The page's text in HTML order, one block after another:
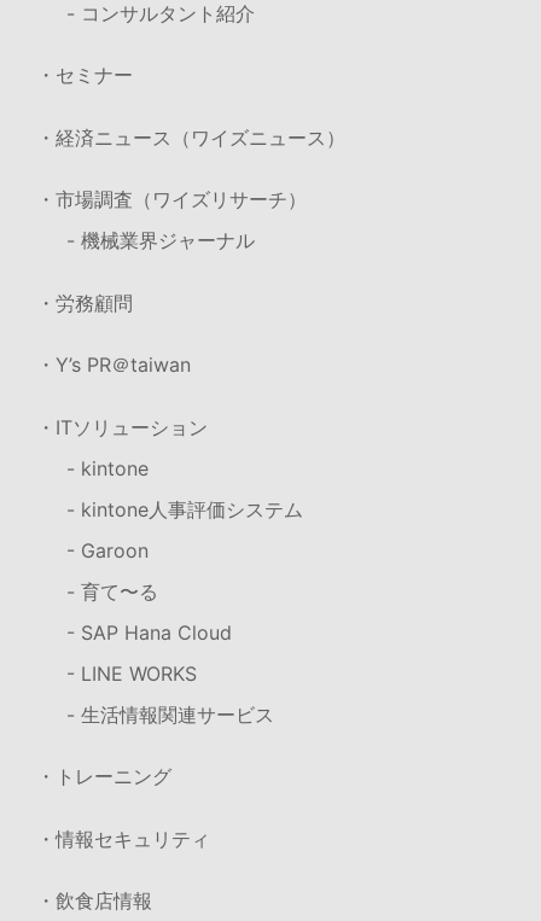
- コンサルタント紹介
・セミナー
・経済ニュース（ワイズニュース）
・市場調査（ワイズリサーチ）
- 機械業界ジャーナル
・労務顧問
・Y’s PR＠taiwan
・ITソリューション
- kintone
- kintone人事評価システム
- Garoon
- 育て〜る
- SAP Hana Cloud
- LINE WORKS
- 生活情報関連サービス
・トレーニング
・情報セキュリティ
・飲食店情報